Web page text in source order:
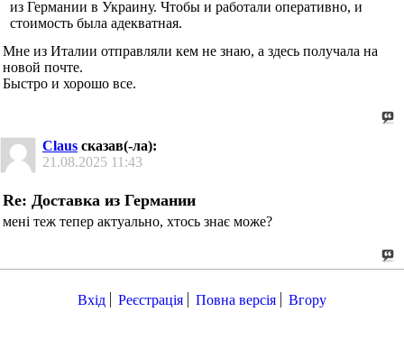
из Германии в Украину. Чтобы и работали оперативно, и
стоимость была адекватная.
Мне из Италии отправляли кем не знаю, а здесь получала на
новой почте.
Быстро и хорошо все.
Claus сказав(-ла):
21.08.2025 11:43
Re: Доставка из Германии
мені теж тепер актуально, хтось знає може?
Вхід Реєстрація Повна версія Вгору